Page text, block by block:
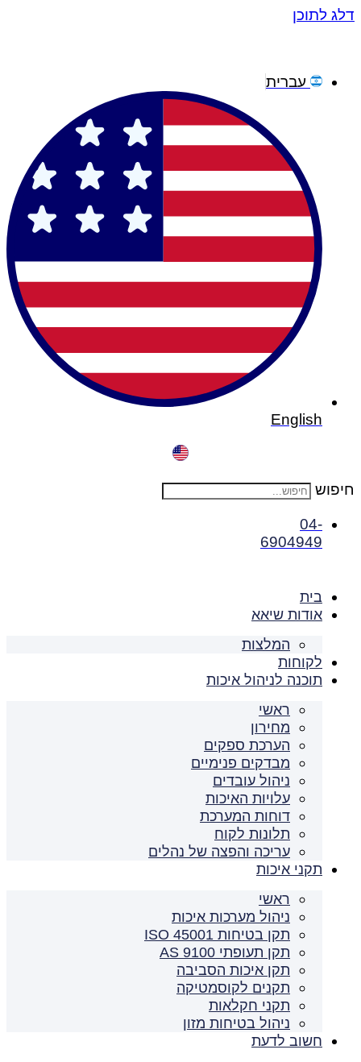
דלג לתוכן
עברית
English
חיפוש
04-
6904949
בית
אודות שיאא
המלצות
לקוחות
תוכנה לניהול איכות
ראשי
מחירון
הערכת ספקים
מבדקים פנימיים
ניהול עובדים
עלויות האיכות
דוחות המערכת
תלונות לקוח
עריכה והפצה של נהלים
תקני איכות
ראשי
ניהול מערכות איכות
תקן בטיחות ISO 45001
תקן תעופתי AS 9100
תקן איכות הסביבה
תקנים לקוסמטיקה
תקני חקלאות
ניהול בטיחות מזון
חשוב לדעת